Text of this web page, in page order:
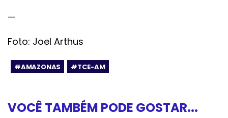
—
Foto: Joel Arthus
#AMAZONAS #TCE-AM
VOCÊ TAMBÉM PODE GOSTAR...